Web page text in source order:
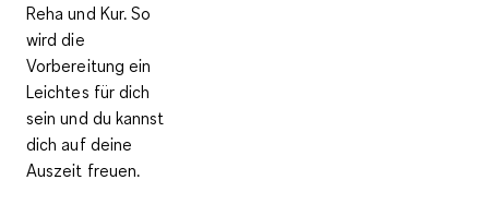
Reha und Kur. So
wird die
Vorbereitung ein
Leichtes für dich
sein und du kannst
dich auf deine
Auszeit freuen.